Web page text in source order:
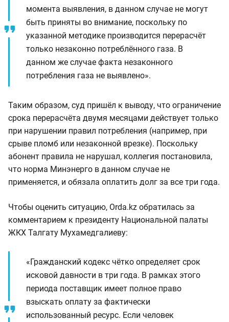
момента выявления, в данном случае не могут
быть приняты во внимание, поскольку по
указанной методике производится перерасчёт
только незаконно потреблённого газа. В
данном же случае факта незаконного
потребления газа не выявлено».
Таким образом, суд пришёл к выводу, что ограничение
срока перерасчёта двумя месяцами действует только
при нарушении правил потребления (например, при
срыве пломб или незаконной врезке). Поскольку
абонент правила не нарушал, коллегия постановила,
что норма Минэнерго в данном случае не
применяется, и обязала оплатить долг за все три года.
Чтобы оценить ситуацию, Orda.kz обратилась за
комментарием к президенту Национальной палаты
ЖКХ Талгату Мухамедгалиеву:
«Гражданский кодекс чётко определяет срок
исковой давности в три года. В рамках этого
периода поставщик имеет полное право
взыскать оплату за фактически
использованный ресурс. Если человек